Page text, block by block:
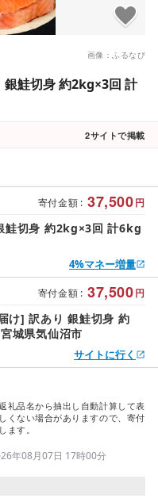
画像：ふるなび
銀鮭切身 約2kg×3回 計
2サイトで掲載
寄付金額 : 37,500円
鮭切身 約2kg×3回 計6kg
4%マネー増量
寄付金額 : 37,500円
け] 訳あり 銀鮭切身 約
城県気仙沼市
サイトに行く
礼品名から抽出し自動計算して表
くない場合がありますので、寄付
ます。
年08月07日 17時00分